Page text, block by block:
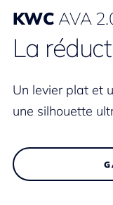
KWC AVA
La
Un levier plat et
une silhouette